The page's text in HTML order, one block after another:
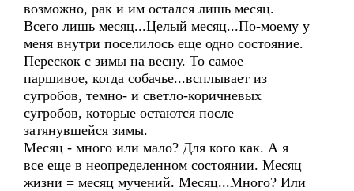
возможно, рак и им остался лишь месяц.
Всего лишь месяц...Целый месяц...По-моему у
меня внутри поселилось еще одно состояние.
Перескок с зимы на весну. То самое
паршивое, когда собачье...всплывает из
сугробов, темно- и светло-коричневых
сугробов, которые остаются после
затянувшейся зимы.
Месяц - много или мало? Для кого как. А я
все еще в неопределенном состоянии. Месяц
жизни = месяц мучений. Месяц...Много? Или